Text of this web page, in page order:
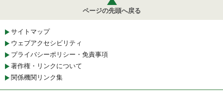
ページの先頭へ戻る
サイトマップ
ウェブアクセシビリティ
プライバシーポリシー・免責事項
著作権・リンクについて
関係機関リンク集